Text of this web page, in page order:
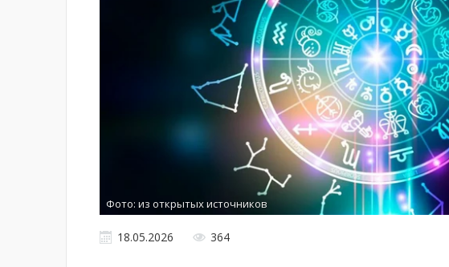
Фото: из открытых источников
18.05.2026 364